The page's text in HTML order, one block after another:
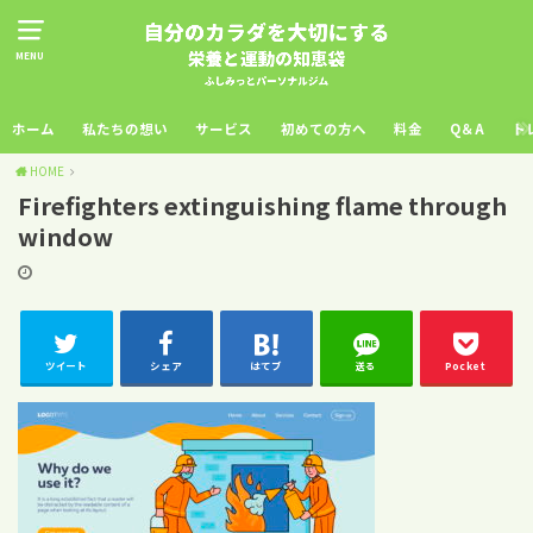
MENU
ホーム 私たちの想い サービス 初めての方へ 料金 Q＆A ト
HOME
Firefighters extinguishing flame through
window
ツイート シェア はてブ 送る Pocket